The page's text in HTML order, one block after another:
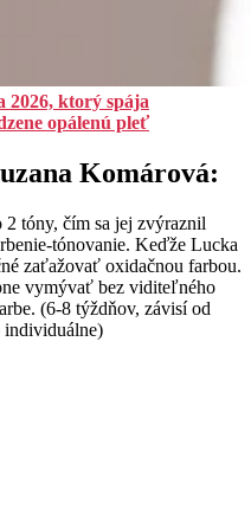
2026, ktorý spája
opálenú pleť
Komárová:
tóny, čím sa jej zvýraznil
tónovanie. Keďže Lucka
zaťažovať oxidačnou farbou.
vymývať bez viditeľného
(6-8 týždňov, závisí od
individuálne)